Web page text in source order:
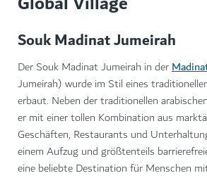
Souk Madinat Jumeirah
Der Souk Madinat Jumeirah in der
Jumeirah) wurde im Stil eines
erbaut. Neben der traditionellen
er mit einer tollen Kombination aus
Geschäften, Restaurants und
einem Aufzug und größtenteils
eine beliebte Destination für Menschen